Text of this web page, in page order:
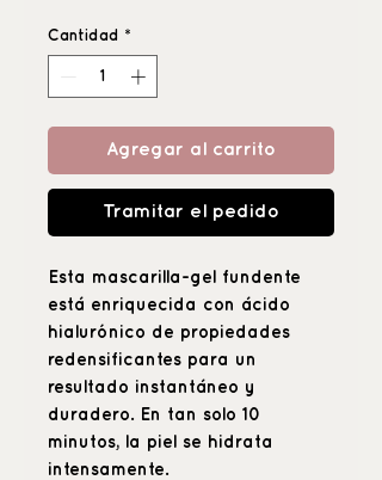
Mililitro
Cantidad *
Agregar al carrito
Tramitar el pedido
Esta mascarilla-gel fundente
está enriquecida con ácido
hialurónico de propiedades
redensificantes para un
resultado instantáneo y
duradero. En tan solo 10
minutos, la piel se hidrata
intensamente.